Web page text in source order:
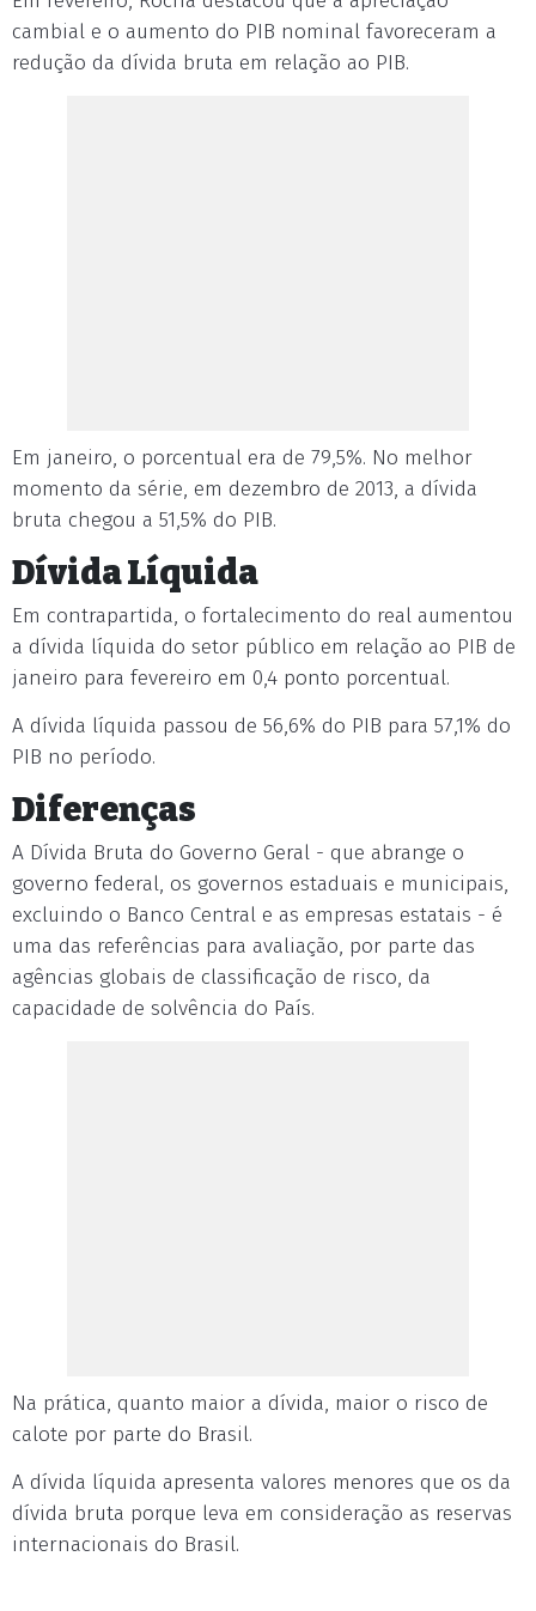
cambial e o aumento do PIB nominal favoreceram a
redução da dívida bruta em relação ao PIB.
Em janeiro, o porcentual era de 79,5%. No melhor
momento da série, em dezembro de 2013, a dívida
bruta chegou a 51,5% do PIB.
Dívida Líquida
Em contrapartida, o fortalecimento do real aumentou
a dívida líquida do setor público em relação ao PIB de
janeiro para fevereiro em 0,4 ponto porcentual.
A dívida líquida passou de 56,6% do PIB para 57,1% do
PIB no período.
Diferenças
A Dívida Bruta do Governo Geral - que abrange o
governo federal, os governos estaduais e municipais,
excluindo o Banco Central e as empresas estatais - é
uma das referências para avaliação, por parte das
agências globais de classificação de risco, da
capacidade de solvência do País.
Na prática, quanto maior a dívida, maior o risco de
calote por parte do Brasil.
A dívida líquida apresenta valores menores que os da
dívida bruta porque leva em consideração as reservas
internacionais do Brasil.